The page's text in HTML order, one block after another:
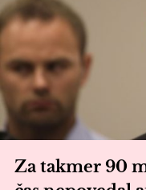
Za takmer 90